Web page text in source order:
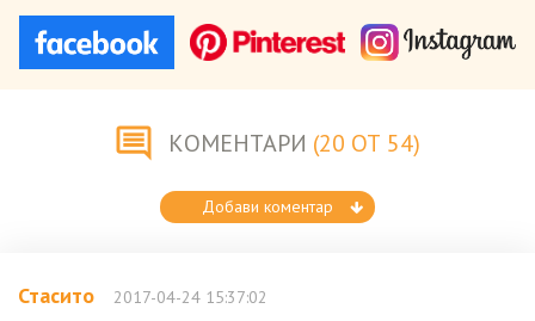
КОМЕНТАРИ (20 ОТ 54)
Добави коментар
Стасито
2017-04-24 15:37:02